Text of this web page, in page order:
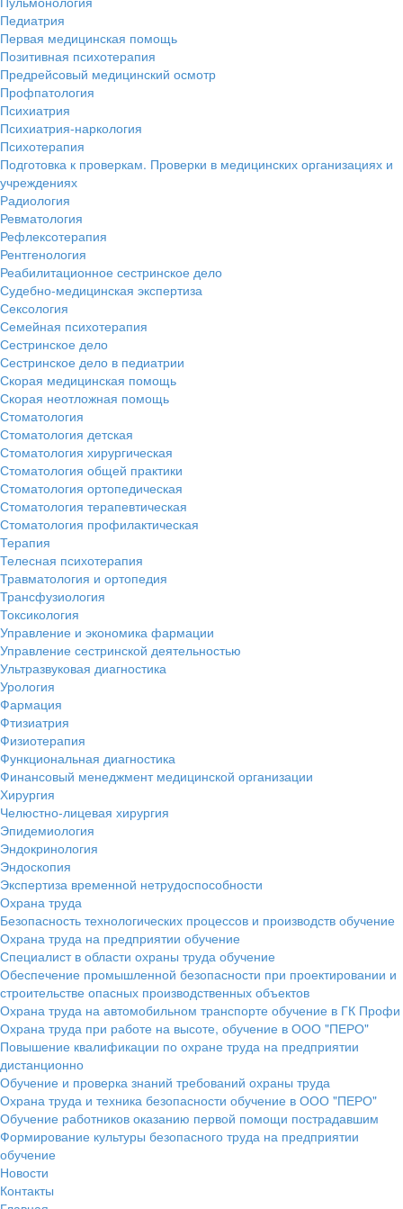
Педиатрия
Первая медицинская помощь
Позитивная психотерапия
Предрейсовый медицинский осмотр
Профпатология
Психиатрия
Психиатрия-наркология
Психотерапия
Подготовка к проверкам. Проверки в медицинских организациях и
учреждениях
Радиология
Ревматология
Рефлексотерапия
Рентгенология
Реабилитационное сестринское дело
Судебно-медицинская экспертиза
Сексология
Семейная психотерапия
Сестринское дело
Сестринское дело в педиатрии
Скорая медицинская помощь
Скорая неотложная помощь
Стоматология
Стоматология детская
Стоматология хирургическая
Стоматология общей практики
Стоматология ортопедическая
Стоматология терапевтическая
Стоматология профилактическая
Терапия
Телесная психотерапия
Травматология и ортопедия
Трансфузиология
Токсикология
Управление и экономика фармации
Управление сестринской деятельностью
Ультразвуковая диагностика
Урология
Фармация
Фтизиатрия
Физиотерапия
Функциональная диагностика
Финансовый менеджмент медицинской организации
Хирургия
Челюстно-лицевая хирургия
Эпидемиология
Эндокринология
Эндоскопия
Экспертиза временной нетрудоспособности
Охрана труда
Безопасность технологических процессов и производств обучение
Охрана труда на предприятии обучение
Специалист в области охраны труда обучение
Обеспечение промышленной безопасности при проектировании и
строительстве опасных производственных объектов
Охрана труда на автомобильном транспорте обучение в ГК Профи
Охрана труда при работе на высоте, обучение в ООО "ПЕРО"
Повышение квалификации по охране труда на предприятии
дистанционно
Обучение и проверка знаний требований охраны труда
Охрана труда и техника безопасности обучение в ООО "ПЕРО"
Обучение работников оказанию первой помощи пострадавшим
Формирование культуры безопасного труда на предприятии
обучение
Новости
Контакты